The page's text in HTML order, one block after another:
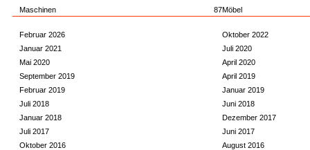
Maschinen 87Möbel
Februar 2026
Oktober 2022
Januar 2021
Juli 2020
Mai 2020
April 2020
September 2019
April 2019
Februar 2019
Januar 2019
Juli 2018
Juni 2018
Januar 2018
Dezember 2017
Juli 2017
Juni 2017
Oktober 2016
August 2016